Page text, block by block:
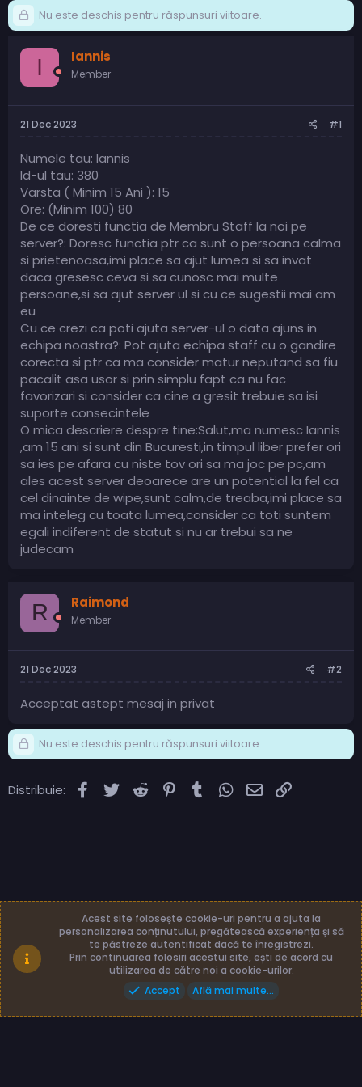
Nu este deschis pentru răspunsuri viitoare.
I Iannis
Member
21 Dec 2023 #1
Numele tau: Iannis
Id-ul tau: 380
Varsta ( Minim 15 Ani ): 15
Ore: (Minim 100) 80
De ce doresti functia de Membru Staff la noi pe
server?: Doresc functia ptr ca sunt o persoana calma
si prietenoasa,imi place sa ajut lumea si sa invat
daca gresesc ceva si sa cunosc mai multe
persoane,si sa ajut server ul si cu ce sugestii mai am
eu
Cu ce crezi ca poti ajuta server-ul o data ajuns in
echipa noastra?: Pot ajuta echipa staff cu o gandire
corecta si ptr ca ma consider matur neputand sa fiu
pacalit asa usor si prin simplu fapt ca nu fac
favorizari si consider ca cine a gresit trebuie sa isi
suporte consecintele
O mica descriere despre tine:Salut,ma numesc Iannis
,am 15 ani si sunt din Bucuresti,in timpul liber prefer ori
sa ies pe afara cu niste tov ori sa ma joc pe pc,am
ales acest server deoarece are un potential la fel ca
cel dinainte de wipe,sunt calm,de treaba,imi place sa
ma inteleg cu toata lumea,consider ca toti suntem
egali indiferent de statut si nu ar trebui sa ne
judecam
R Raimond
Member
21 Dec 2023 #2
Acceptat astept mesaj in privat
Nu este deschis pentru răspunsuri viitoare.
Distribuie: Facebook
TwitterReddit PinterestTumblrWhatsApp
Email
Română (RO)
Termeni și reguli
Politică de confidențialitate
Ajutor Acasă
Made with
Acest site folosește cookie-uri pentru a ajuta la
personalizarea conținutului, pregătească experiența și să
te păstreze autentificat dacă te înregistrezi.
Prin continuarea folosiri acestui site, ești de acord cu
utilizarea de către noi a cookie-urilor.
Accept
Află mai multe...